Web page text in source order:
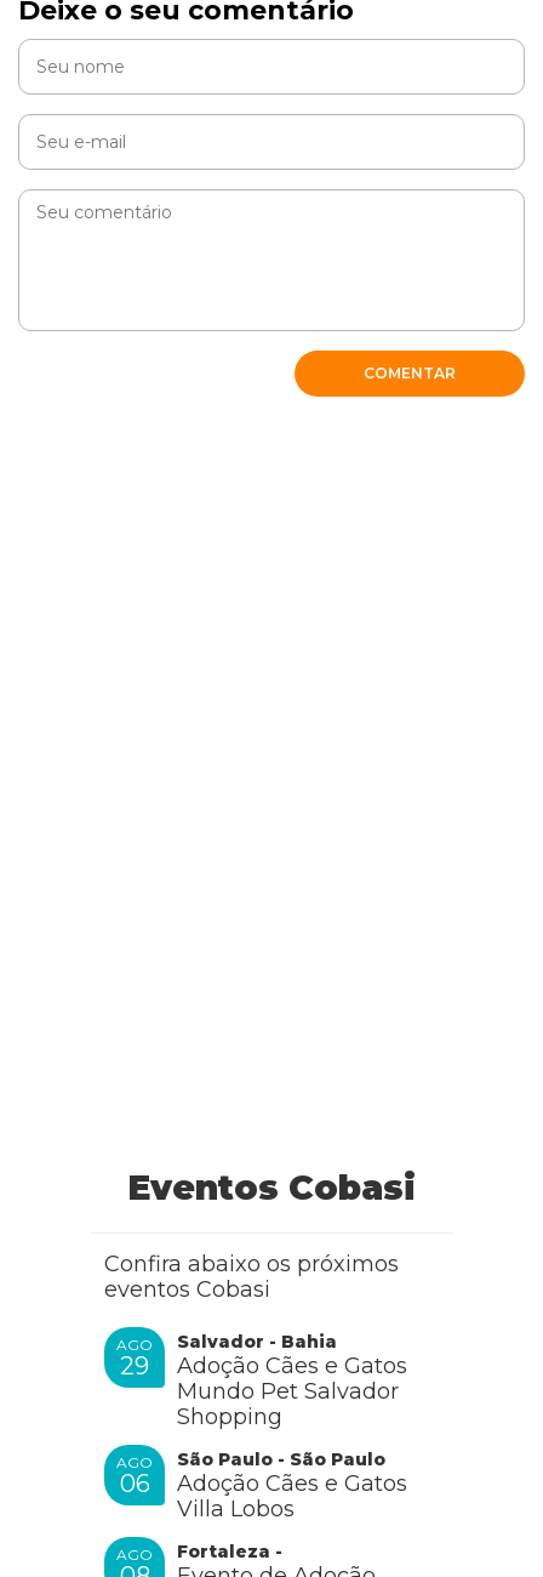
Deixe o seu comentário
COMENTAR
Eventos Cobasi
Confira abaixo os próximos
eventos Cobasi
AGO
29
Salvador - Bahia
Adoção Cães e Gatos
Mundo Pet Salvador
Shopping
AGO
06
São Paulo - São Paulo
Adoção Cães e Gatos
Villa Lobos
AGO Fortaleza -